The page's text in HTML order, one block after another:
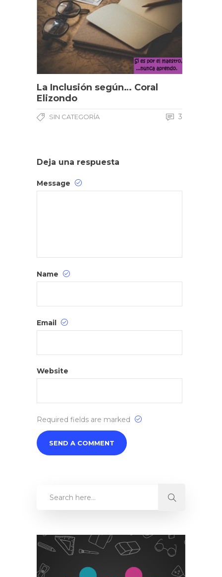
La Inclusión según… Coral
Elizondo
SIN CATEGORÍA 3
Deja una respuesta
Message
Name
Email
Website
Required fields are marked